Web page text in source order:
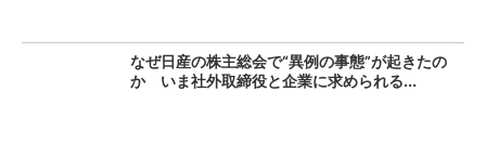
なぜ日産の株主総会で“異例の事態”が起きたの
か いま社外取締役と企業に求められる...